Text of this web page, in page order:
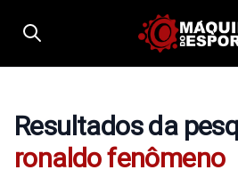
Resultados da
ronaldo fenômeno